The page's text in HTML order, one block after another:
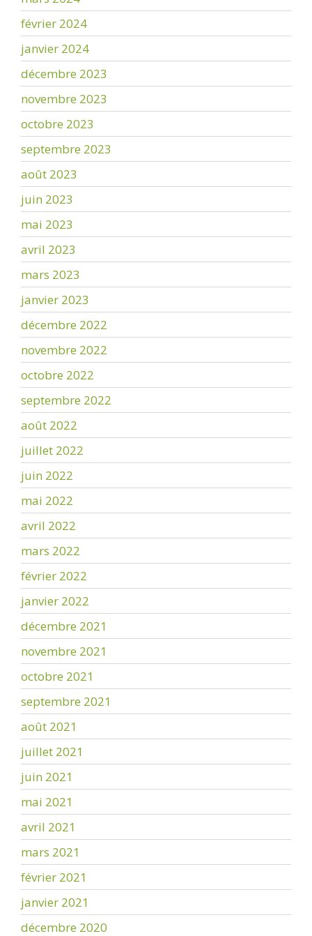
février 2024
janvier 2024
décembre 2023
novembre 2023
octobre 2023
septembre 2023
août 2023
juin 2023
mai 2023
avril 2023
mars 2023
janvier 2023
décembre 2022
novembre 2022
octobre 2022
septembre 2022
août 2022
juillet 2022
juin 2022
mai 2022
avril 2022
mars 2022
février 2022
janvier 2022
décembre 2021
novembre 2021
octobre 2021
septembre 2021
août 2021
juillet 2021
juin 2021
mai 2021
avril 2021
mars 2021
février 2021
janvier 2021
décembre 2020